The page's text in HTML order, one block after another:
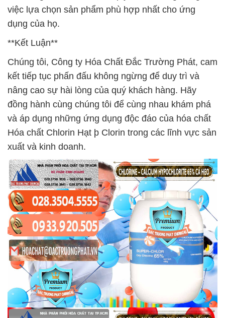
việc lựa chọn sản phẩm phù hợp nhất cho ứng
dụng của họ.
**Kết Luận**
Chúng tôi, Công ty Hóa Chất Đắc Trường Phát, cam
kết tiếp tục phấn đấu không ngừng để duy trì và
nâng cao sự hài lòng của quý khách hàng. Hãy
đồng hành cùng chúng tôi để cùng nhau khám phá
và áp dụng những ứng dụng độc đáo của hóa chất
Hóa chất Chlorin Hạt þ Clorin trong các lĩnh vực sản
xuất và kinh doanh.